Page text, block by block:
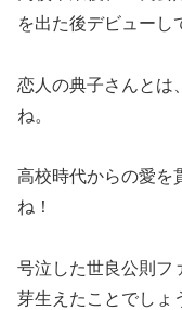
を出た後デビューし
恋人の典子さんとは
ね。
高校時代からの愛を
ね！
号泣した世良公則フ
芽生えたことでしょ